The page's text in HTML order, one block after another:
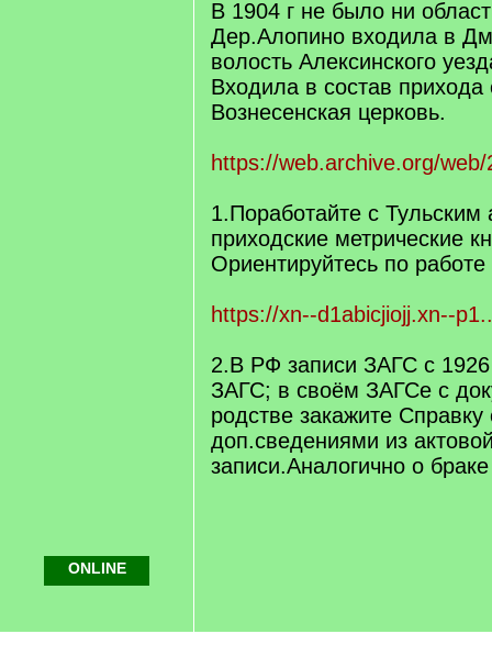
q
]
В 1904 г не было ни
Дер.Алопино входила в
волость Алексинского
Входила в состав прихода
Вознесенская церковь.
https://web.archive.org/
1.Поработайте с Тульским
приходские метрические
Ориентируйтесь по
https://xn--d1abicjiojj.xn--
2.В РФ записи ЗАГС с
ЗАГС; в своём ЗАГСе с
родстве закажите
доп.сведениями из
записи.Аналогично о
ONLINE